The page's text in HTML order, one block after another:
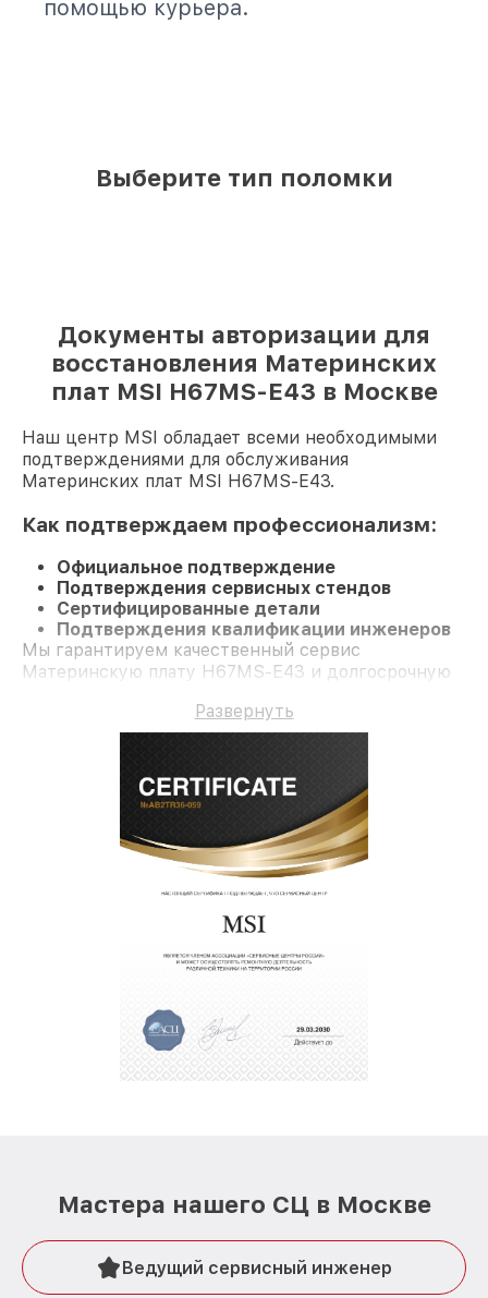
помощью курьера.
Выберите тип поломки
Документы авторизации для
восстановления Материнских
плат MSI H67MS-E43 в Москве
Наш центр MSI обладает всеми необходимыми
подтверждениями для обслуживания
Материнских плат MSI H67MS-E43.
Как подтверждаем профессионализм:
Официальное подтверждение
Подтверждения сервисных стендов
Сертифицированные детали
Подтверждения квалификации инженеров
Мы гарантируем качественный сервис
Материнскую плату H67MS-E43 и долгосрочную
Развернуть
Мастера нашего СЦ в Москве
Ведущий сервисный инженер